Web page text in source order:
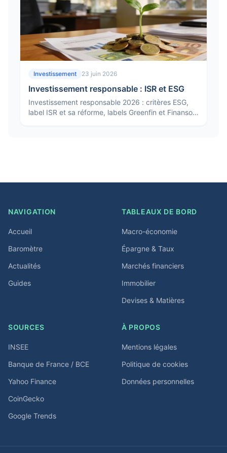
Investissement 23 juin 2026
Investissement responsable : ISR et ESG
Investissement responsable 2026 : critères ESG,
label ISR et sa réforme, labels Greenfin et Finansol,
NAVIGATION
Accueil
Baromètre
Actualités
Guides
TABLEAUX DE BORD
Macro-économie
Épargne & Taux
Marchés financiers
Immobilier
Devises & Matières
SOURCES
INSEE
Banque de France / BCE
Yahoo Finance
CoinGecko
Google Trends
À PROPOS
Mentions légales
Politique de cookies
Données personnelles